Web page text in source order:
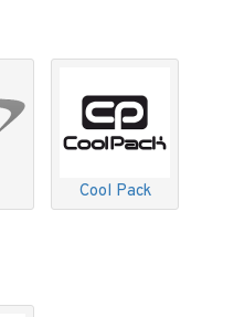
Cool Pack